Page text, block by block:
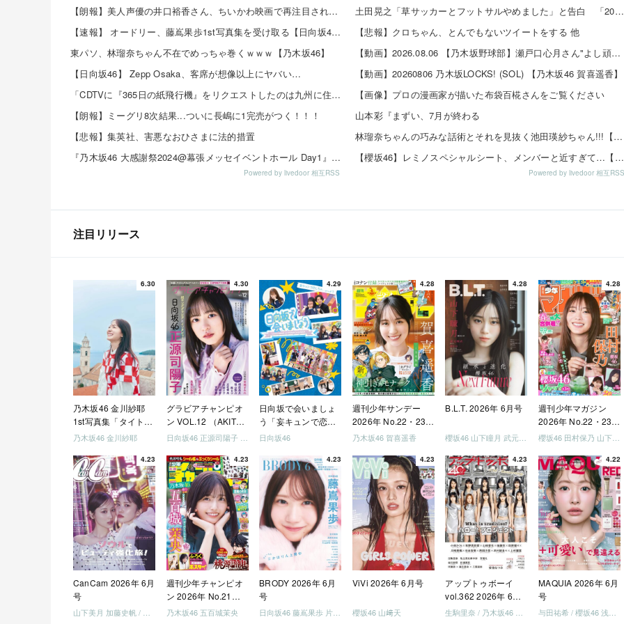
【朗報】美人声優の井口裕香さん、ちいかわ映画で再注目されるｗｗｗｗ
【速報】 オードリー、藤嶌果歩1st写真集を受け取る【日向坂46】
東パソ、林瑠奈ちゃん不在でめっちゃ巻くｗｗｗ【乃木坂46】
【日向坂46】 Zepp Osaka、客席が想像以上にヤバい…
「CDTVに『365日の紙飛行機』をリクエストしたのは九州に住む中学生」←この事実って結構デカいよな【AKB48】
【朗報】ミーグリ8次結果...ついに長嶋に1完売がつく！！！
【悲報】集英社、害悪なおひさまに法的措置
『乃木坂46 大感謝祭2024@幕張メッセイベントホール Day1』セットリスト【#乃木坂46大感謝祭2024】【#N46BTF】【セトリ】
Powered by livedoor 相互RSS
土田晃之「草サッカーとフットサルやめました」と告白 「20代の若手が来るんです。つまんなくて」 他
【悲報】クロちゃん、とんでもないツイートをする 他
【動画】2026.08.06 【乃木坂野球部】瀬戸口心月さん"よし頑張るぞの気持ち"の始球式【コラボ第5弾】
【動画】20260806 乃木坂LOCKS! (SOL) 【乃木坂46 賀喜遥香】
【画像】プロの漫画家が描いた布袋百椛さんをご覧ください
山本彩『まずい、7月が終わる
林瑠奈ちゃんの巧みな話術とそれを見抜く池田瑛紗ちゃん!!!【乃木坂46】
【櫻坂46】レミノスペシャルシート、メンバーと近すぎて…【全国ツアー2026】
Powered by livedoor 相互RSS
注目リリース
6.30
乃木坂46 金川紗耶
1st写真集「タイトル
未定」
乃木坂46 金川紗耶
4.30
グラビアチャンピオ
ン VOL.12 （AKITA
DXシリーズ）
4.29
日向坂で会いましょ
う「妄キュンで恋し
ちゃいましょう」
めましょう」「ご褒
美でロケしましょ
う」「フレンドリー
になりましょう」
「笑って卒業を祝い
ましょう」 [Blu-ray]
日向坂46
4.28
週刊少年サンデー
2026年 No.22・23
合併号
乃木坂46 賀喜遥香
4.28
B.L.T. 2026年 6月号
4.28
週刊少年マガジン
2026年 No.22・23
合併号
4.23
CanCam 2026年 6月
号
4.23
週刊少年チャンピオ
ン 2026年 No.21・
22 合併号
乃木坂46 五百城茉央
4.23
BRODY 2026年 6月
号
4.23
ViVi 2026年 6月号
櫻坂46 山﨑天
4.23
アップトゥボーイ
vol.362 2026年 6月
号
4.22
MAQUIA 2026年 6月
号